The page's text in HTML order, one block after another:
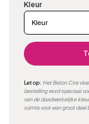
Kleur
Let op: Het Beton Cire
bestelling word speciaal
van de daadwerkelijke
ruimte voor een groot deel